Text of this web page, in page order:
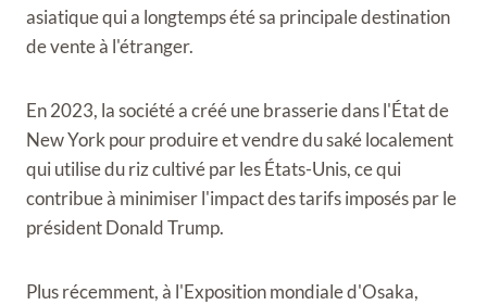
asiatique qui a longtemps été sa principale destination
de vente à l'étranger.
En 2023, la société a créé une brasserie dans l'État de
New York pour produire et vendre du saké localement
qui utilise du riz cultivé par les États-Unis, ce qui
contribue à minimiser l'impact des tarifs imposés par le
président Donald Trump.
Plus récemment, à l'Exposition mondiale d'Osaka,